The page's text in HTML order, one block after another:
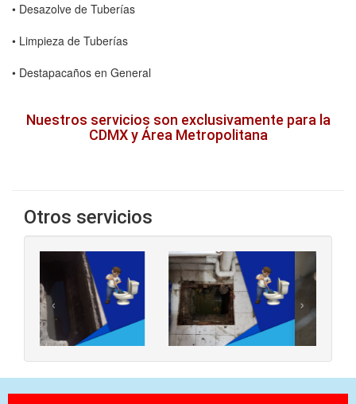
• Desazolve de Tuberías
• Limpieza de Tuberías
• Destapacaños en General
Nuestros servicios son exclusivamente para la
CDMX y Área Metropolitana
Otros servicios
‹ ›